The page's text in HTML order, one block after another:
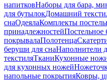
напитковНаборы для бара,
для бутылокДомашний
снаОдеялаКомплекты
принадлежностейПостельное
покрывалаПолотенца
беруши для снаНаполнители
текстиляТканиКухонные
для кухонных ножей
напольные покрытияКовры,